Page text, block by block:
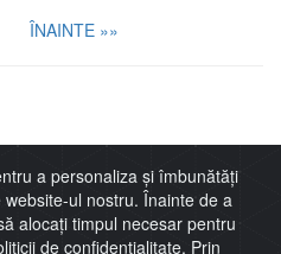
ÎNAINTE »»
a personaliza și îmbunătăți
ul nostru. Înainte de a
alocați timpul necesar pentru
de confidențialitate. Prin